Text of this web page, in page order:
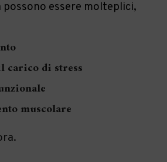
essere molteplici,
di stress
muscolare